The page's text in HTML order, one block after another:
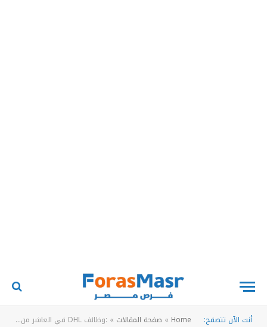
أنت الآن تتصفح: Home
» صفحة المقالات » :وظائف DHL في العاشر من رمضان | فرصة مميزة لحديثي التخرج